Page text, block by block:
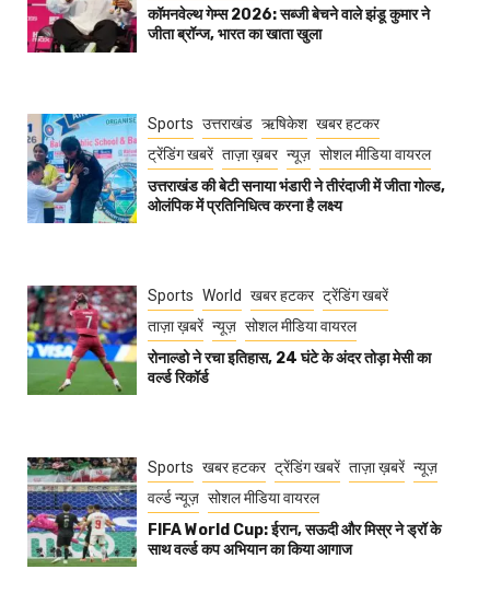
कॉमनवेल्थ गेम्स 2026: सब्जी बेचने वाले झंडू कुमार ने
जीता ब्रॉन्ज, भारत का खाता खुला
Sports उत्तराखंड ऋषिकेश खबर हटकर
ट्रेंडिंग खबरें ताज़ा ख़बर न्यूज़ सोशल मीडिया वायरल
उत्तराखंड की बेटी सनाया भंडारी ने तीरंदाजी में जीता गोल्ड,
ओलंपिक में प्रतिनिधित्व करना है लक्ष्य
Sports World खबर हटकर ट्रेंडिंग खबरें
ताज़ा ख़बरें न्यूज़ सोशल मीडिया वायरल
रोनाल्डो ने रचा इतिहास, 24 घंटे के अंदर तोड़ा मेसी का
वर्ल्ड रिकॉर्ड
Sports खबर हटकर ट्रेंडिंग खबरें ताज़ा ख़बरें न्यूज़
वर्ल्ड न्यूज़ सोशल मीडिया वायरल
FIFA World Cup: ईरान, सऊदी और मिस्र ने ड्रॉ के
साथ वर्ल्ड कप अभियान का किया आगाज